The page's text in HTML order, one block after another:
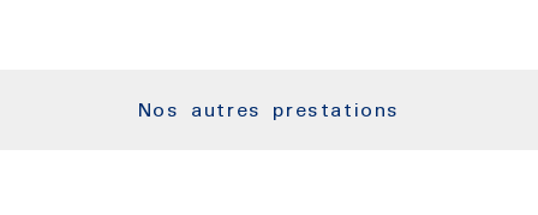
Nos autres prestations